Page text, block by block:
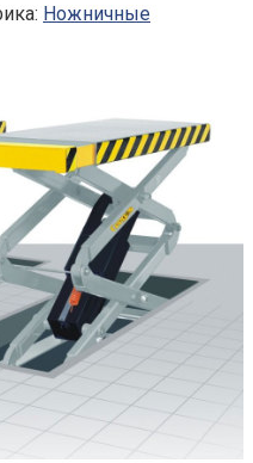
Ножничные